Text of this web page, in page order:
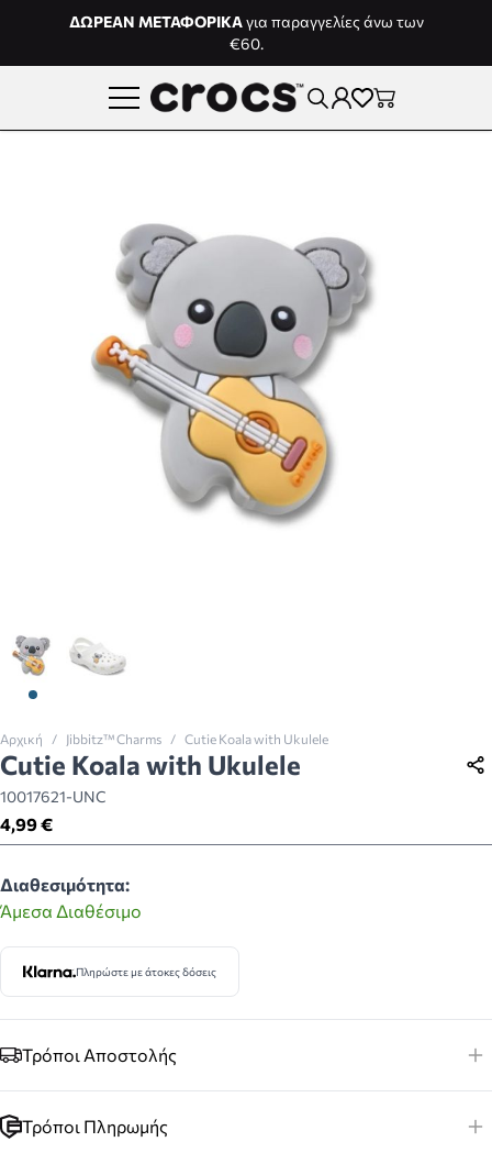
Μετάβαση στο περιεχόμενο
ΔΩΡΕΑΝ ΜΕΤΑΦΟΡΙΚΑγια παραγγελίες άνω των
€60.
View larger image
Αρχική / Jibbitz™ Charms / Cutie Koala with Ukulele
Cutie Koala with Ukulele
10017621-UNC
4,99 €
Διαθεσιμότητα:
Άμεσα Διαθέσιμο
Πληρώστε με άτοκες δόσεις
Τρόποι Αποστολής
Τρόποι Πληρωμής